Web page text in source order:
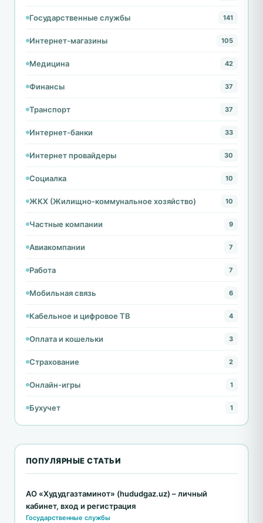
Государственные службы 141
Интернет-магазины 105
Медицина 42
Финансы 37
Транспорт 37
Интернет-банки 33
Интернет провайдеры 30
Социалка 10
ЖКХ (Жилищно-коммунальное хозяйство) 10
Частные компании 9
Авиакомпании 7
Работа 7
Мобильная связь 6
Кабельное и цифровое ТВ 4
Оплата и кошельки 3
Страхование 2
Онлайн-игры 1
Бухучет 1
ПОПУЛЯРНЫЕ СТАТЬИ
АО «Худудгазтаминот» (hududgaz.uz) – личный
кабинет, вход и регистрация
Государственные службы